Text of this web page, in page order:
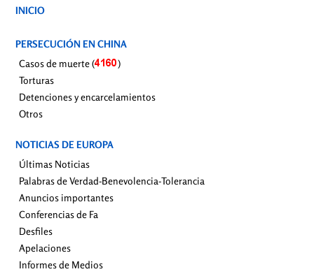
INICIO
PERSECUCIÓN EN CHINA
Casos de muerte (
)
Torturas
Detenciones y encarcelamientos
Otros
NOTICIAS DE EUROPA
Últimas Noticias
Palabras de Verdad-Benevolencia-Tolerancia
Anuncios importantes
Conferencias de Fa
Desfiles
Apelaciones
Informes de Medios